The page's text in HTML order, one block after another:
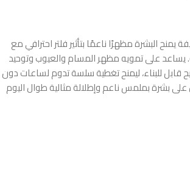
يمنح البشرة مظهرًا ناعمًا بتأثير فلتر احترافي مع
على تمويه مظهر المسام والعيوب وتوحيد
قابل للبناء، ليمنح تغطية سلسة تدوم لساعات دون
على بشرة بملمس ناعم وإطلالة مثالية طوال اليوم